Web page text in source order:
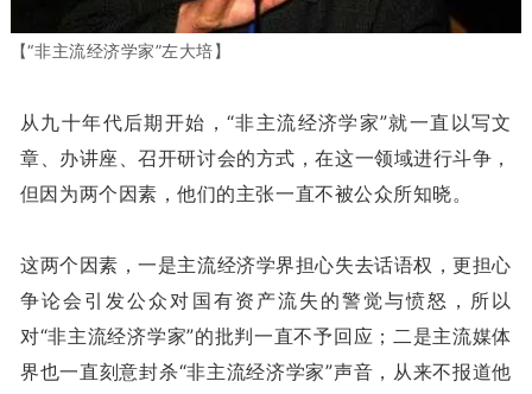
【“非主流经济学家”左大培】
从九十年代后期开始，“非主流经济学家”就一直以写文
章、办讲座、召开研讨会的方式，在这一领域进行斗争，
但因为两个因素，他们的主张一直不被公众所知晓。
这两个因素，一是主流经济学界担心失去话语权，更担心
争论会引发公众对国有资产流失的警觉与愤怒，所以
对“非主流经济学家”的批判一直不予回应；二是主流媒体
界也一直刻意封杀“非主流经济学家”声音，从来不报道他